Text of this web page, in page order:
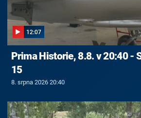
12:07
Prima Historie, 8.8. v 20:40 -
15
8. srpna 2026 20:40